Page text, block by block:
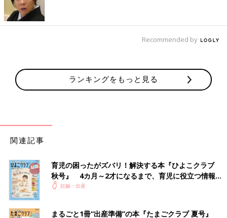
Recommended by
ランキングをもっと見る
関連記事
育児の困ったがズバリ！解決する本『ひよこクラブ
秋号』 4カ月～2才になるまで、育児に役立つ情報が
いっぱい！
妊娠・出産
まるごと1冊“出産準備”の本『たまごクラブ 夏号』